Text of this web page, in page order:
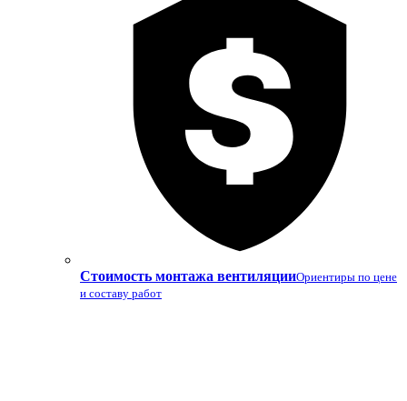
Стоимость монтажа вентиляцииОриентиры по цене
и составу работ